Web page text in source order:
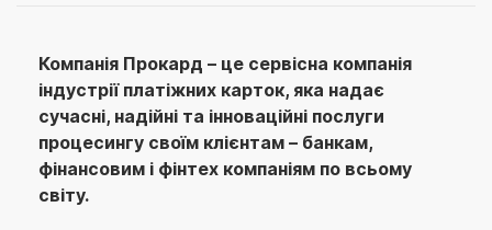
Компанія Прокард – це сервісна компанія
індустрії платіжних карток, яка надає
сучасні, надійні та інноваційні послуги
процесингу своїм клієнтам – банкам,
фінансовим і фінтех компаніям по всьому
світу.